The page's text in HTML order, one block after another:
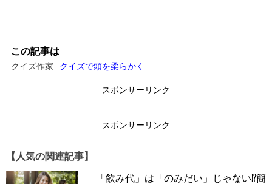
この記事は
クイズ作家 クイズで頭を柔らかく
スポンサーリンク
スポンサーリンク
【人気の関連記事】
「飲み代」は「のみだい」じゃない⁉簡